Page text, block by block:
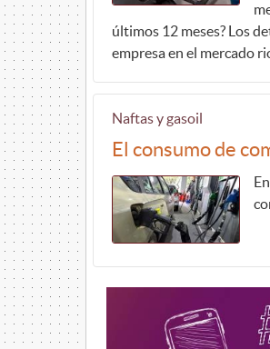
últimos 12 meses? Los
empresa en el mercado
Naftas y gasoil
El consumo de